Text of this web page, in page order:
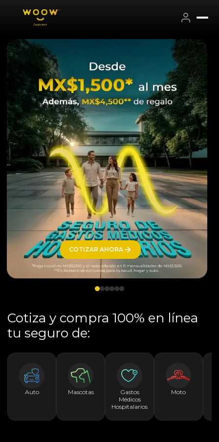
COTIZAR AHORA
Cotiza y compra 100% en línea
tu seguro de:
Auto Mascotas
Gastos
Médicos
Hospitalarios
Moto